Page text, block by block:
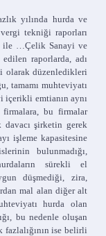
yılında hurda ve
vergi tekniği raporları
ile …Çelik Sanayi ve
raporlarda, adı
olarak düzenledikleri
tamamı muhteviyatı
içerikli emtianın aynı
bu firmalar
davacı şirketin gerek
işleme kapasitesine
bulunmadığı,
sürekli el
düşmediği, zira,
mal alan diğer alt
hurda olan
bu nedenle oluşan
ise belirli